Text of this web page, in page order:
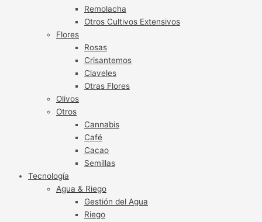
Remolacha
Otros Cultivos Extensivos
Flores
Rosas
Crisantemos
Claveles
Otras Flores
Olivos
Otros
Cannabis
Café
Cacao
Semillas
Tecnología
Agua & Riego
Gestión del Agua
Riego